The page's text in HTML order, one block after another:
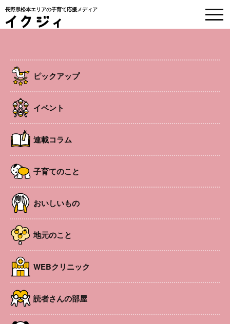
長野県松本エリアの子育て応援メディア
ピックアップ
イベント
連載コラム
子育てのこと
おいしいもの
地元のこと
WEBクリニック
読者さんの部屋
EVENT
HOME
南松本エリア
リトミックサークルそらまめ